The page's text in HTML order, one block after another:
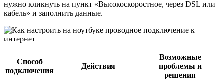
нужно кликнуть на пункт «Высокоскоростное, через DSL или
кабель» и заполнить данные.
Способ
подключения
Действия
Возможные
проблемы и
решения